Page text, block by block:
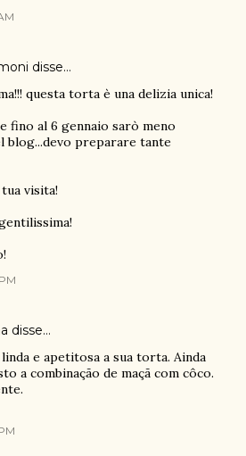
disse…
questa torta è una delizia unica!
fino al 6 gennaio sarò meno
blog...devo preparare tante
visita!
disse…
e apetitosa a sua torta. Ainda
a combinação de maçã com côco.